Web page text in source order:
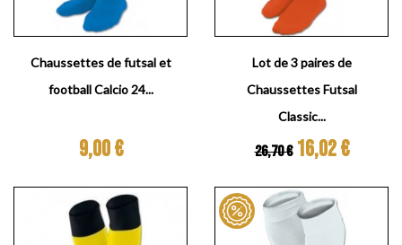
Chaussettes de futsal et
football Calcio 24...
Prix
9,00 €
Lot de 3 paires de
Chaussettes Futsal
Classic...
Prix de base
26,70 € Prix
16,02 €